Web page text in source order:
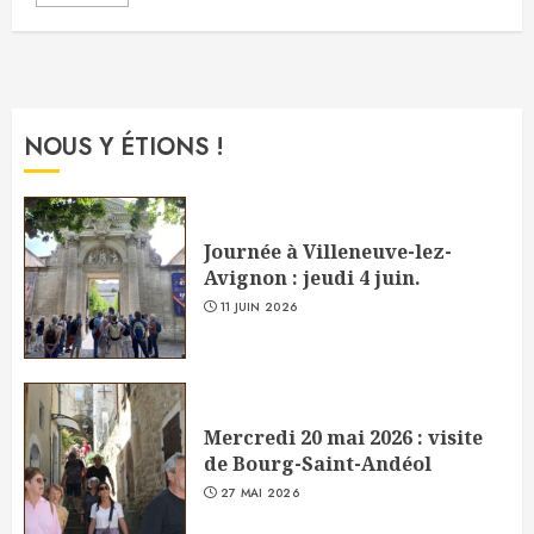
NOUS Y ÉTIONS !
Journée à Villeneuve-lez-
Avignon : jeudi 4 juin.
11 JUIN 2026
Mercredi 20 mai 2026 : visite
de Bourg-Saint-Andéol
27 MAI 2026